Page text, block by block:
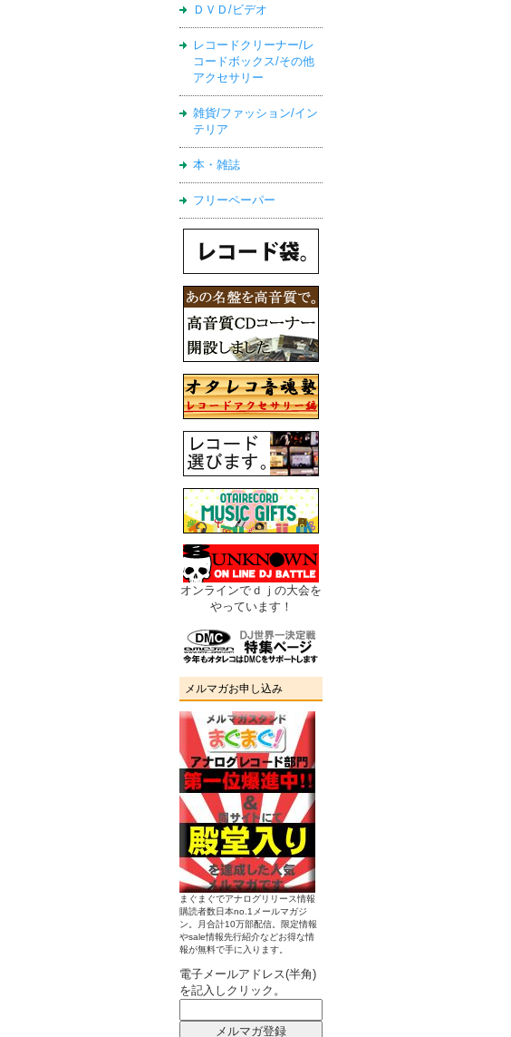
ＤＶＤ/ビデオ
レコードクリーナー/レ
コードボックス/その他
アクセサリー
雑貨/ファッション/イン
テリア
本・雑誌
フリーペーパー
オンラインでｄｊの大会を
やっています！
メルマガお申し込み
まぐまぐでアナログリリース情報
購読者数日本no.1メールマガジ
ン。月合計10万部配信。限定情報
やsale情報先行紹介などお得な情
報が無料で手に入ります。
電子メールアドレス(半角)
を記入しクリック。